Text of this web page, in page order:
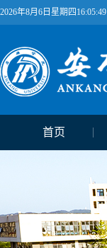
2026年8月6日星期四16:05:49
首页